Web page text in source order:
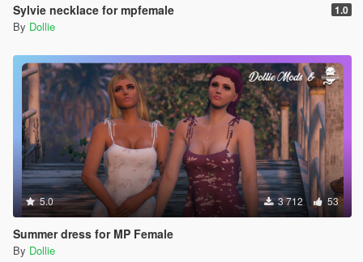
Sylvie necklace for mpfemale 1.0
By Dollie
5.0 3 712 53
Summer dress for MP Female
By Dollie